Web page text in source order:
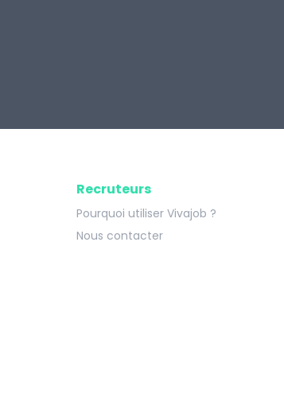
Recruteurs
Pourquoi utiliser Vivajob ?
Nous contacter